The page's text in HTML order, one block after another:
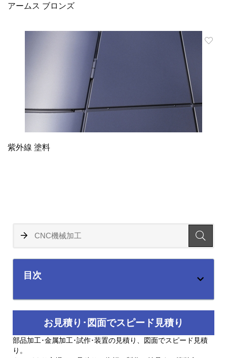
アームス ブロンズ
紫外線 塗料
目次
お見積り･図面でスピード見積り
部品加工･金属加工･試作･装置の見積り、図面でスピード見積
り。